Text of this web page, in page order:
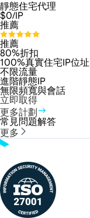
靜態住宅代理
$0/IP
推薦
推薦
80%折扣
100%真實住宅IP位址
不限流量
進階靜態IP
無限頻寬與會話
立即取得
更多計劃
常見問題解答
更多